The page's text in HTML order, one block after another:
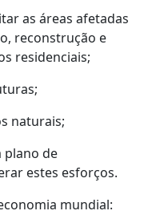
as áreas afetadas
reconstrução e
residenciais;
naturais;
plano de
estes esforços.
mundial: